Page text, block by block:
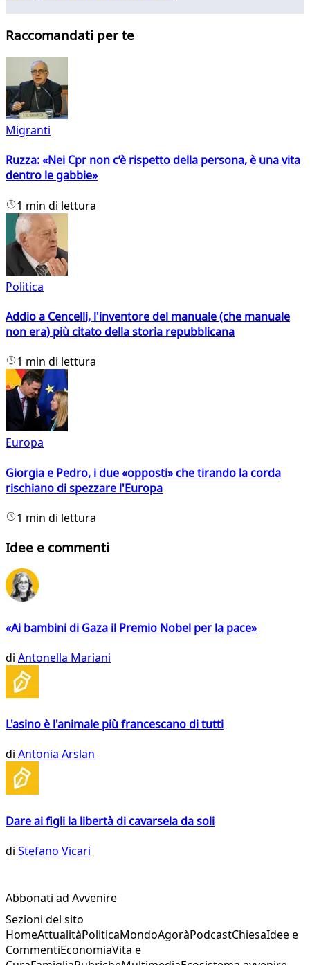
Raccomandati per te
Migranti
Ruzza: «Nei Cpr non c’è rispetto della persona, è una vita
dentro le gabbie»
1 min di lettura
Politica
Addio a Cencelli, l'inventore del manuale (che manuale
non era) più citato della storia repubblicana
1 min di lettura
Europa
Giorgia e Pedro, i due «opposti» che tirando la corda
rischiano di spezzare l'Europa
1 min di lettura
Idee e commenti
«Ai bambini di Gaza il Premio Nobel per la pace»
di Antonella Mariani
L'asino è l'animale più francescano di tutti
di Antonia Arslan
Dare ai figli la libertà di cavarsela da soli
di Stefano Vicari
Abbonati ad Avvenire
Sezioni del sito
HomeAttualitàPoliticaMondoAgoràPodcastChiesaIdee e
CommentiEconomiaVita e